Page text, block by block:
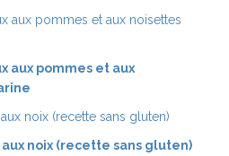
aux pommes et aux
noix (recette sans gluten)